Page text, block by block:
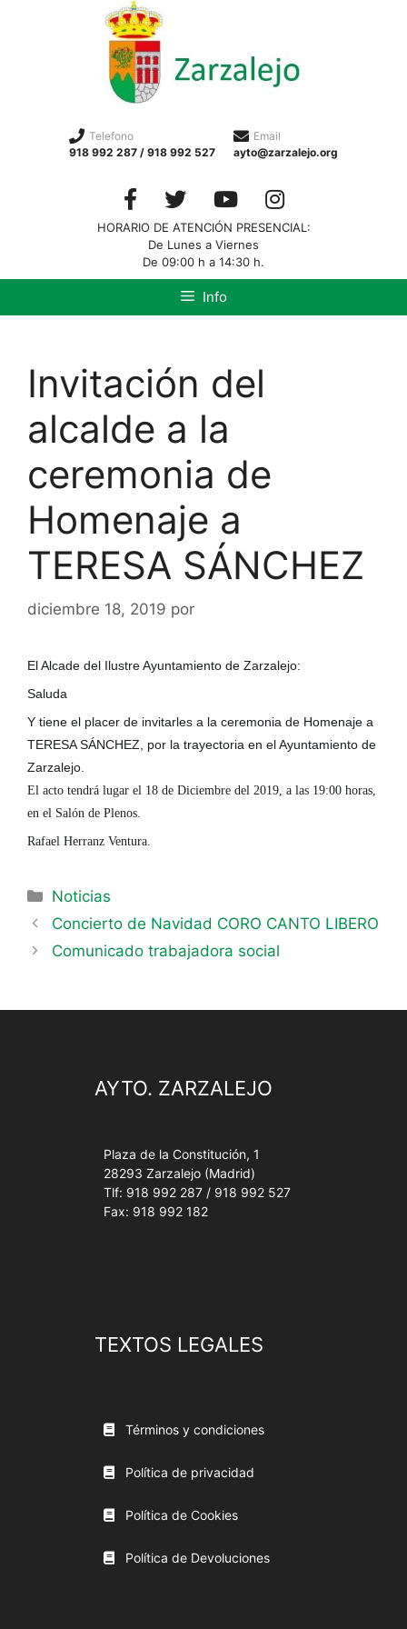
Telefono
918 992 287 / 918 992 527
Email
ayto@zarzalejo.org
HORARIO DE ATENCIÓN PRESENCIAL:
De Lunes a Viernes
De 09:00 h a 14:30 h.
Info
Invitación del
alcalde a la
ceremonia de
Homenaje a
TERESA SÁNCHEZ
diciembre 18, 2019 por
El Alcade del Ilustre Ayuntamiento de Zarzalejo:
Saluda
Y tiene el placer de invitarles a la ceremonia de Homenaje a
TERESA SÁNCHEZ, por la trayectoria en el Ayuntamiento de
Zarzalejo.
El acto tendrá lugar el 18 de Diciembre del 2019, a las 19:00 horas,
en el Salón de Plenos.
Rafael Herranz Ventura.
Noticias
Concierto de Navidad CORO CANTO LIBERO
Comunicado trabajadora social
AYTO. ZARZALEJO
Plaza de la Constitución, 1
28293 Zarzalejo (Madrid)
Tlf: 918 992 287 / 918 992 527
Fax: 918 992 182
TEXTOS LEGALES
Términos y condiciones
Política de privacidad
Política de Cookies
Política de Devoluciones